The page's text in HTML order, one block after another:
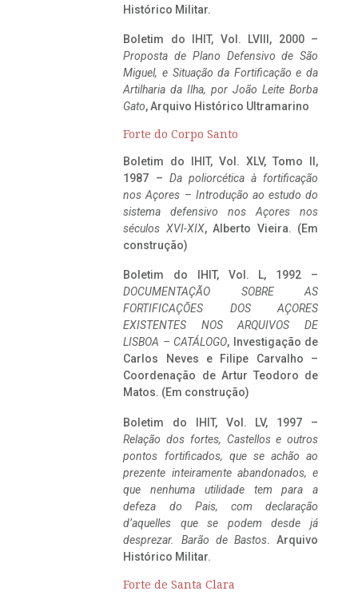
Histórico Militar.
Boletim do IHIT, Vol. LVIII, 2000 –
Proposta de Plano Defensivo de São
Miguel, e Situação da Fortificação e da
Artilharia da Ilha, por João Leite Borba
Gato, Arquivo Histórico Ultramarino
Forte do Corpo Santo
Boletim do IHIT, Vol. XLV, Tomo II,
1987 – Da poliorcética à fortificação
nos Açores – Introdução ao estudo do
sistema defensivo nos Açores nos
séculos XVI-XIX, Alberto Vieira. (Em
construção)
Boletim do IHIT, Vol. L, 1992 –
DOCUMENTAÇÃO SOBRE AS
FORTIFICAÇÕES DOS AÇORES
EXISTENTES NOS ARQUIVOS DE
LISBOA – CATÁLOGO, Investigação de
Carlos Neves e Filipe Carvalho –
Coordenação de Artur Teodoro de
Matos. (Em construção)
Boletim do IHIT, Vol. LV, 1997 –
Relação dos fortes, Castellos e outros
pontos fortificados, que se achão ao
prezente inteiramente abandonados, e
que nenhuma utilidade tem para a
defeza do Pais, com declaração
d’aquelles que se podem desde já
desprezar. Barão de Bastos. Arquivo
Histórico Militar.
Forte de Santa Clara